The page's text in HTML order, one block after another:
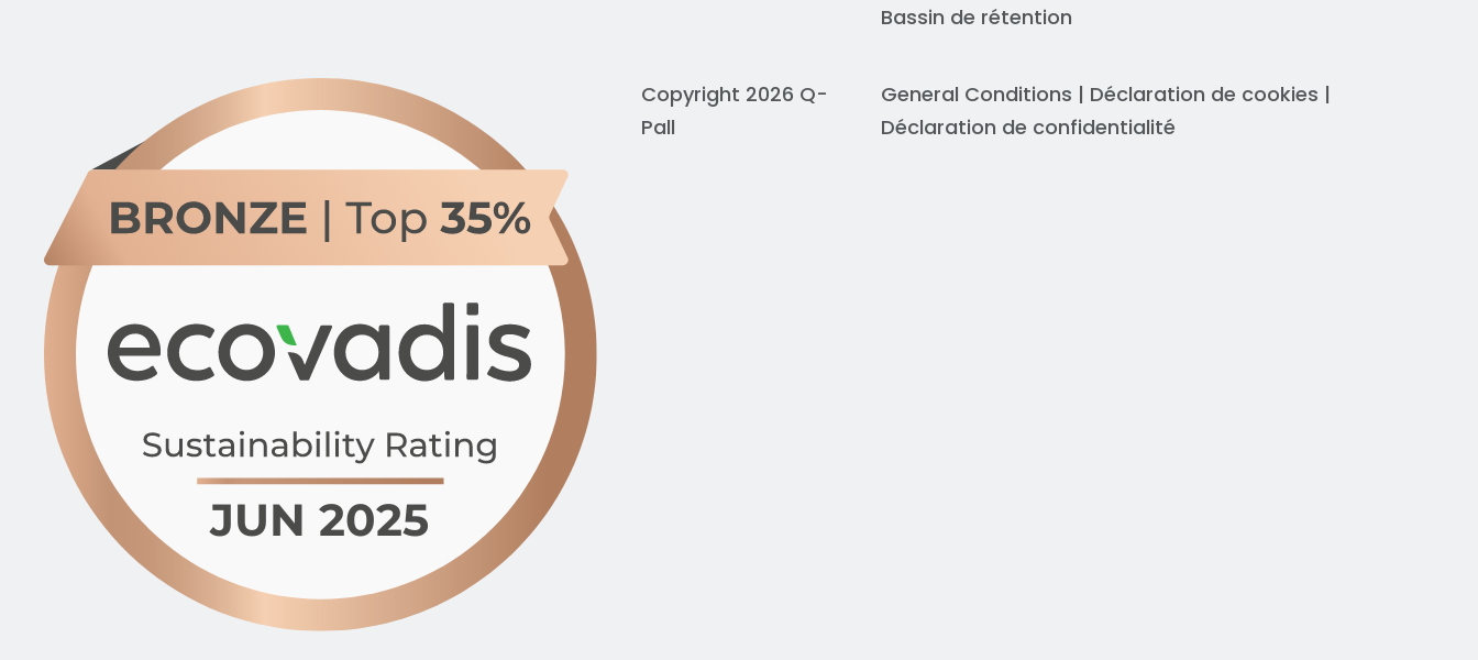
Bassin de rétention
Copyright 2026 Q-
Pall
General Conditions | Déclaration de cookies |
Déclaration de confidentialité